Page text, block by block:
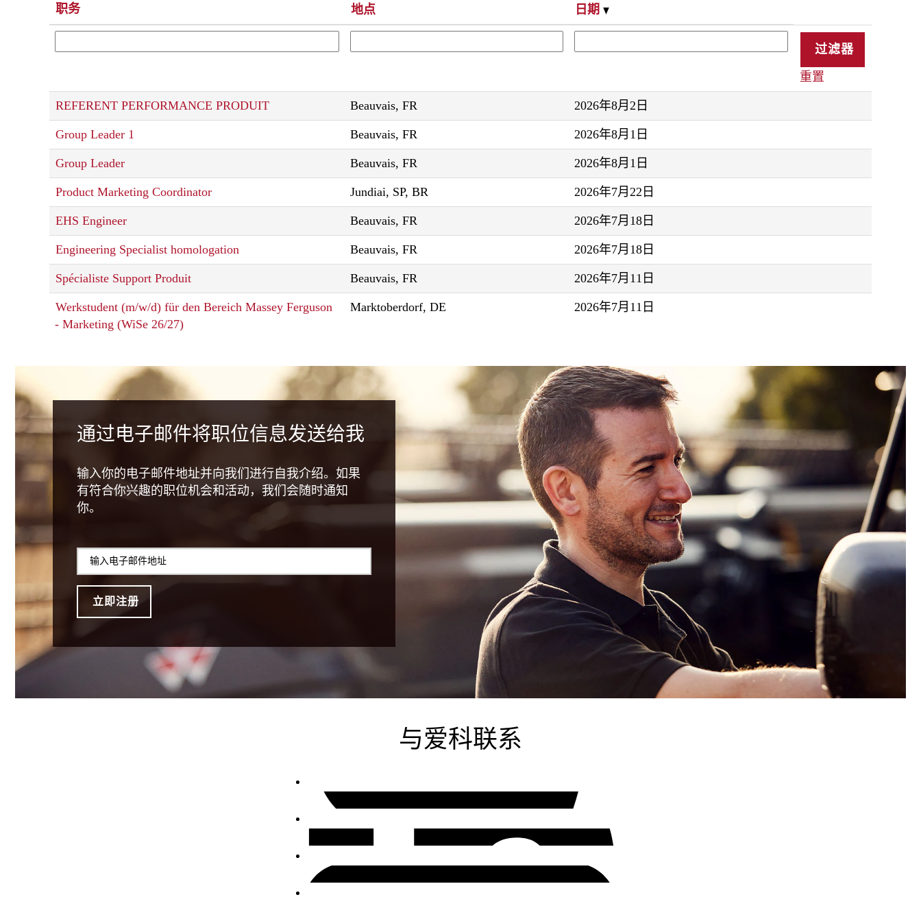
职务 地点 日期
重置
REFERENT PERFORMANCE PRODUIT Beauvais, FR 2026年8月2日
Group Leader 1 Beauvais, FR 2026年8月1日
Group Leader Beauvais, FR 2026年8月1日
Product Marketing Coordinator Jundiai, SP, BR 2026年7月22日
EHS Engineer Beauvais, FR 2026年7月18日
Engineering Specialist homologation Beauvais, FR 2026年7月18日
Spécialiste Support Produit Beauvais, FR 2026年7月11日
Werkstudent (m/w/d) für den Bereich Massey Ferguson
- Marketing (WiSe 26/27)
Marktoberdorf, DE 2026年7月11日
通过电子邮件将职位信息发送给我
输入你的电子邮件地址并向我们进行自我介绍。如果
有符合你兴趣的职位机会和活动，我们会随时通知
你。
与爱科联系